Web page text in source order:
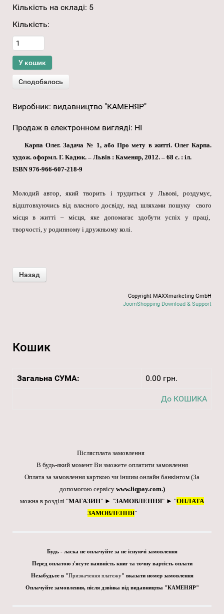
Кількість на складі: 5
Кількість:
Виробник: видавництво "КАМЕНЯР"
Продаж в електронном вигляді: НІ
Карпа Олег. Задача № 1, або Про мету в житті. Олег Карпа.
худож. оформл. Г. Кадюк. – Львів : Каменяр, 2012. – 68 с. : іл.
ISBN 976-966-607-218-9
Молодий автор, який творить і трудиться у Львові, роздумує,
відштовхуючись від власного досвіду, над шляхами пошуку свого
місця в житті – місця, яке допомагає здобути успіх у праці,
творчості, у родинному і дружньому колі.
Copyright MAXXmarketing GmbH
JoomShopping Download & Support
Кошик
Загальна СУМА: 0.00 грн.
До КОШИКА
Післясплата замовлення
В будь-який момент Ви зможете оплатити замовлення
Оплата за замовлення карткою чи іншим онлайн банкінгом (За
допомогою сервісу www.liqpay.com.)
можна в розділі "МАГАЗИН" ► "ЗАМОВЛЕННЯ" ► "ОПЛАТА
ЗАМОВЛЕННЯ"
Будь - ласка не оплачуйте за не існуючі замовлення
Перед оплатою з'ясуте наявність книг та точну вартість оплати
Незабудьте в "Призначення платежу" вказати номер замовлення
Оплачуйте замовлення, після дзвінка від видавництва "КАМЕНЯР"